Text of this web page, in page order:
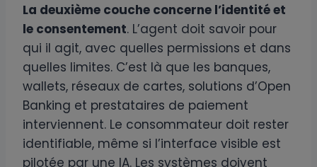
La deuxième couche concerne l’identité et
le consentement. L’agent doit savoir pour
qui il agit, avec quelles permissions et dans
quelles limites. C’est là que les banques,
wallets, réseaux de cartes, solutions d’Open
Banking et prestataires de paiement
interviennent. Le consommateur doit rester
identifiable, même si l’interface visible est
pilotée par une IA. Les systèmes doivent